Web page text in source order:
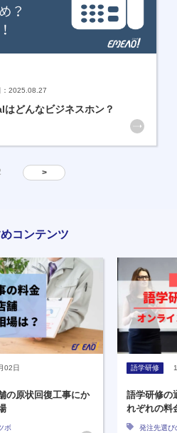
2025.08.27
どんなビジネスホン？
>
コンテンツ
02日
型・オンライン型そ
場を紹介
ボ
原状回復
原状回復業
ための3つ
発注先選び